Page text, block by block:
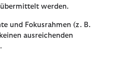
werden.
und Fokusrahmen (z. B.
ausreichenden